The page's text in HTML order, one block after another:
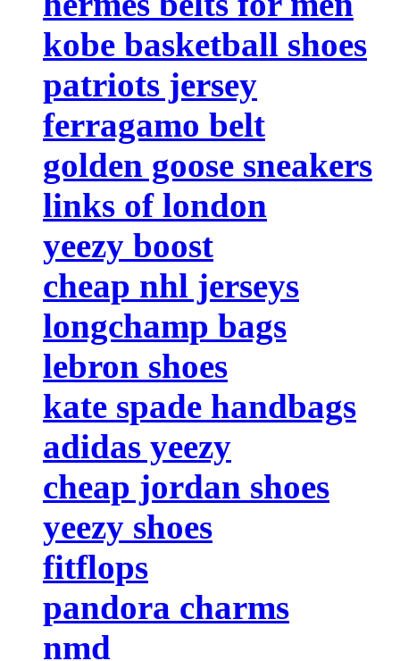
kobe basketball shoes
patriots jersey
ferragamo belt
golden goose sneakers
links of london
yeezy boost
cheap nhl jerseys
longchamp bags
lebron shoes
kate spade handbags
adidas yeezy
cheap jordan shoes
yeezy shoes
fitflops
pandora charms
nmd